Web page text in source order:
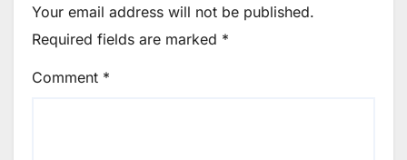
Your email address will not be published.
Required fields are marked *
Comment *